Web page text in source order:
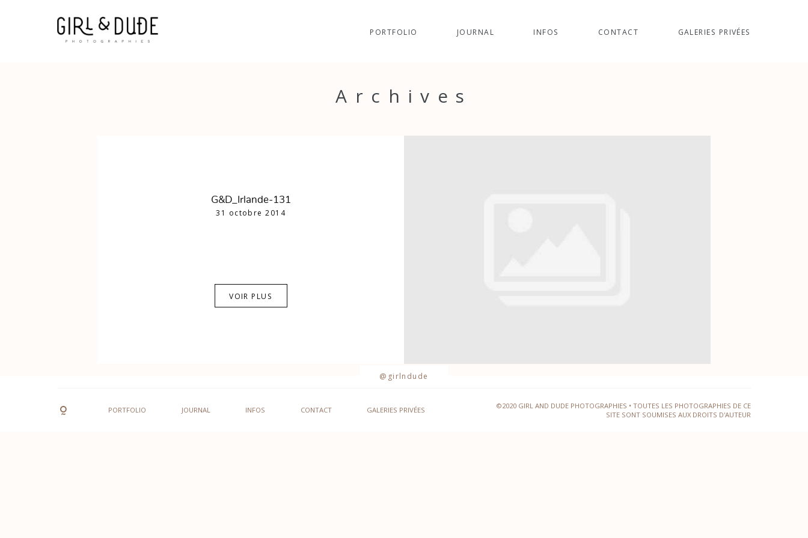
PORTFOLIO JOURNAL INFOS CONTACT GALERIES PRIVÉES
Archives
G&D_Irlande-131
31 octobre 2014
VOIR PLUS
@girlndude
PORTFOLIO JOURNAL INFOS CONTACT GALERIES PRIVÉES
©2020 GIRL AND DUDE PHOTOGRAPHIES • TOUTES LES PHOTOGRAPHIES DE CE
SITE SONT SOUMISES AUX DROITS D'AUTEUR